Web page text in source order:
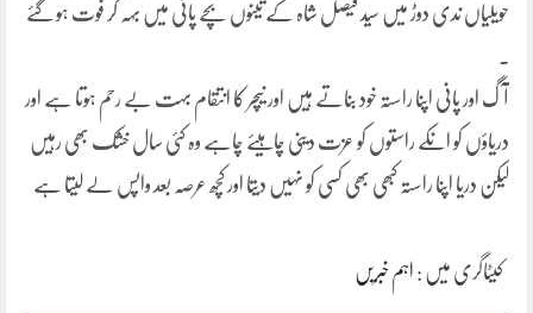
حویلیاں ندی دوڑ میں سید فیصل شاہ کے تینوں بچے پانی میں بہہ کر فوت ہو گئے
آگ اور پانی اپنا راستہ خود بناتے ہیں اور نیچر کا انتقام بہت بے رحم ہوتا ہے اور
دریاؤں کو انکے راستوں کو عزت دینی چاہیئے چاہے وہ کئی سال خشک بھی رہیں
لیکن دریا اپنا راستہ کبھی بھی کسی کو نہیں دیتا اور کچھ عرصہ بعد واپس لے لیتا ہے
کیٹاگری میں : اہم خبریں